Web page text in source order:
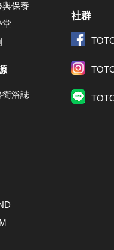
保養
堂
衛浴誌
社群